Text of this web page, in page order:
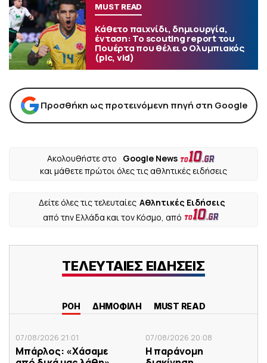
MUST READ
Κάθετο παιχνίδι, δημιουργία,
ένταση: Το scouting report του
Πουέρτα που θέλει ο Ολυμπιακός
(pic, vid)
Προσθήκη ως προτεινόμενη πηγή στη Google
Ακολουθήστε στο
Google News
και μάθετε πρώτοι όλες τις αθλητικές ειδήσεις
Δείτε όλες τις τελευταίες Αθλητικές Ειδήσεις
από την Ελλάδα και τον Κόσμο, από
ΤΕΛΕΥΤΑΙΕΣ ΕΙΔΗΣΕΙΣ
ΡΟΗ ΔΗΜΟΦΙΛΗ MUST READ
07/08/2026 21:01
Μπάρλος: «Χάσαμε
07/08/2026 20:08
Η παράνομη